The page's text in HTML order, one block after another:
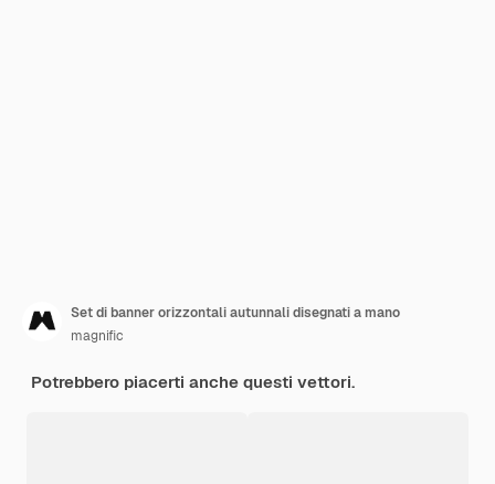
Set di banner orizzontali autunnali disegnati a mano
magnific
Potrebbero piacerti anche questi vettori.